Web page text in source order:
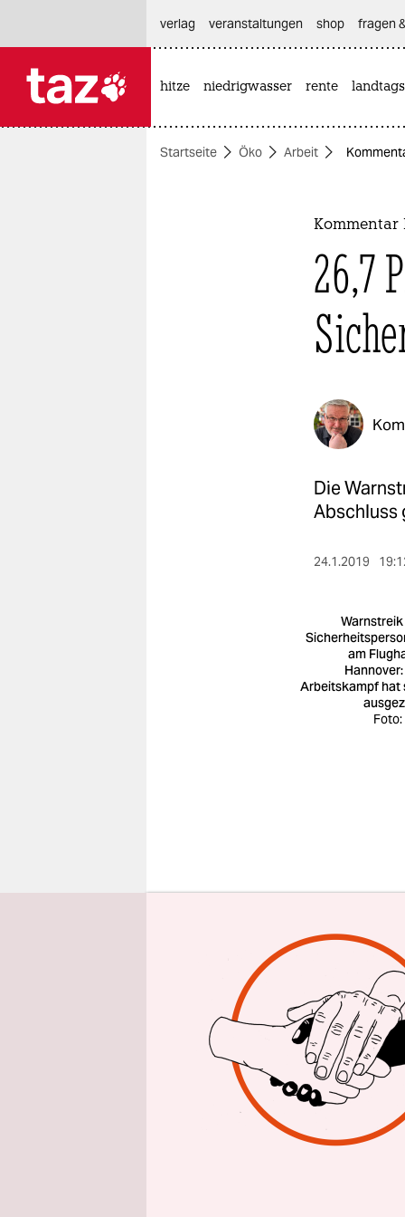
themen
verlag
veranstaltungen shop fragen
hitze niedrigwasser rente
Startseite Öko Arbeit
Kommentar
26,7
Die
Abschluss
24.1.2019
am
Arbeitskampf hat
E s
Prozent
Keine
sich über